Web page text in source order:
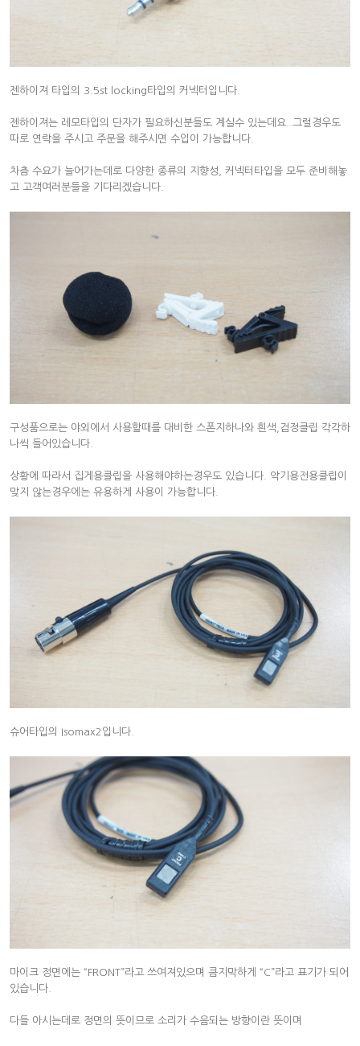
젠하이져 타입의 3.5st locking타입의 커넥터입니다.
젠하이져는 레모타입의 단자가 필요하신분들도 계실수 있는데요..그럴경우도
따로 연락을 주시고 주문을 해주시면 수입이 가능합니다.
차츰 수요가 늘어가는데로 다양한 종류의 지향성, 커넥터타입을 모두 준비해놓
고 고객여러분들을 기다리겠습니다.
구성품으로는 야외에서 사용할때를 대비한 스폰지하나와 흰색,검정클립 각각하
나씩 들어있습니다.
상황에 따라서 집게용클립을 사용해야하는경우도 있습니다. 악기용전용클립이
맞지 않는경우에는 유용하게 사용이 가능합니다.
슈어타입의 Isomax2입니다.
마이크 정면에는 “FRONT”라고 쓰여져있으며 큼지막하게 “C”라고 표기가 되어
있습니다.
다들 아시는데로 정면의 뜻이므로 소리가 수음되는 방향이란 뜻이며